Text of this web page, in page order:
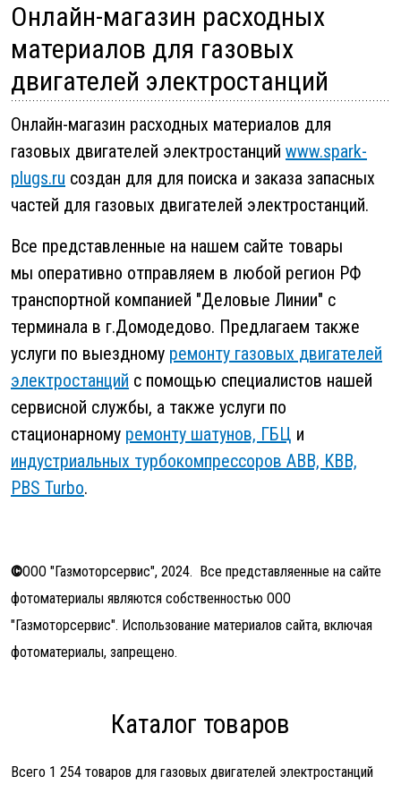
Онлайн-магазин расходных
материалов для газовых
двигателей электростанций
Онлайн-магазин расходных материалов для
газовых двигателей электростанций www.spark-
plugs.ru создан для для поиска и заказа запасных
частей для газовых двигателей электростанций.
Все представленные на нашем сайте товары
мы оперативно отправляем в любой регион РФ
транспортной компанией "Деловые Линии" с
терминала в г.Домодедово. Предлагаем также
услуги по выездному ремонту газовых двигателей
электростанций с помощью специалистов нашей
сервисной службы, а также услуги по
стационарному ремонту шатунов, ГБЦ и
индустриальных турбокомпрессоров ABB, KBB,
PBS Turbo.
©ООО "Газмоторсервис", 2024. Все представляенные на сайте
фотоматериалы являются собственностью ООО
"Газмоторсервис". Использование материалов сайта, включая
фотоматериалы, запрещено.
Каталог товаров
Всего 1 254 товаров для газовых двигателей электростанций